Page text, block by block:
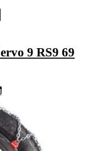
9 RS9 69